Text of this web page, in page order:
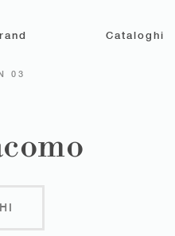
Cataloghi
03